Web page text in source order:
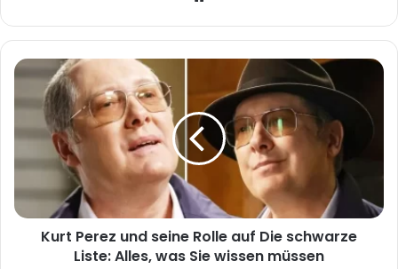
b
s
t
e
Kurt Perez und seine Rolle auf Die schwarze
Liste: Alles, was Sie wissen müssen